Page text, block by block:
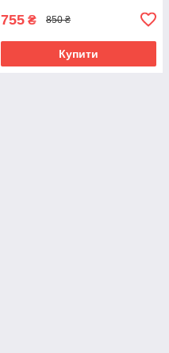
755 ₴ 850 ₴
Купити